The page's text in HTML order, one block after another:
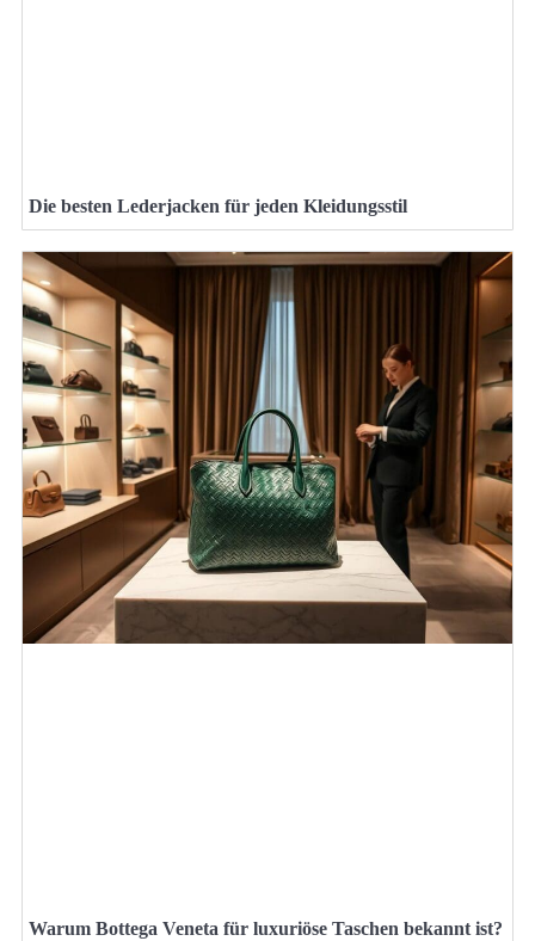
Die besten Lederjacken für jeden Kleidungsstil
Warum Bottega Veneta für luxuriöse Taschen bekannt ist?